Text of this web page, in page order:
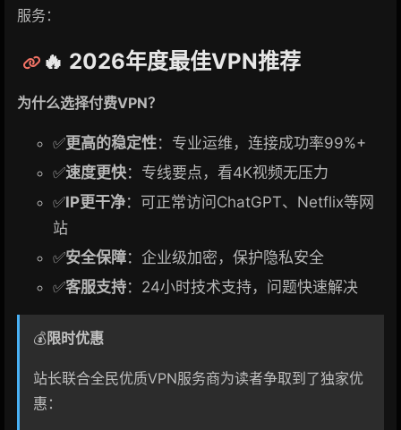
服务：
🔥 2026年度最佳VPN推荐
为什么选择付费VPN？
✅更高的稳定性：专业运维，连接成功率99%+
✅速度更快：专线要点，看4K视频无压力
✅IP更干净：可正常访问ChatGPT、Netflix等网
站
✅安全保障：企业级加密，保护隐私安全
✅客服支持：24小时技术支持，问题快速解决
💰限时优惠
站长联合全民优质VPN服务商为读者争取到了独家优
惠：